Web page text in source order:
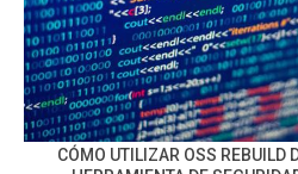
CÓMO UTILIZAR OSS REBUILD